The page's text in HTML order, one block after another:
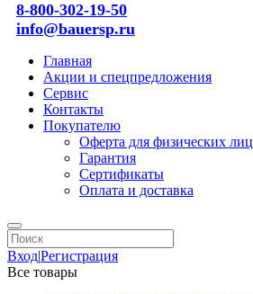
8-800-302-19-50
info@bauersp.ru
Главная
Акции и спецпредложения
Сервис
Контакты
Покупателю
Оферта для физических лиц
Гарантия
Сертификаты
Оплата и доставка
Вход|Регистрация
Все товары